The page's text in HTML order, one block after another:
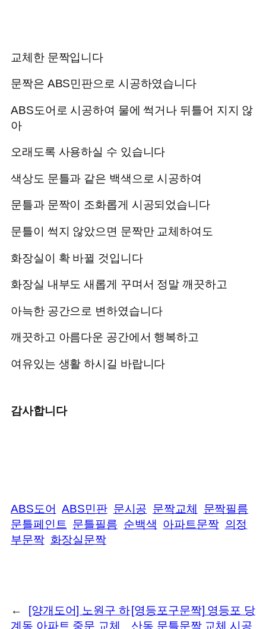
교체한 문짝입니다
문짝은 ABS민판으로 시공하였습니다
ABS도어로 시공하여 물에 썩거나 뒤틀어 지지 않
아
오래도록 사용하실 수 있습니다
색상도 문틀과 같은 백색으로 시공하여
문틀과 문짝이 조화롭게 시공되었습니다
문틀이 썩지 않았으면 문짝만 교체하여도
화장실이 확 바뀔 것입니다
화장실 내부도 새롭게 꾸며서 정말 깨끗하고
아늑한 공간으로 변하였습니다
깨끗하고 아름다운 공간에서 행복하고
여유있는 생활 하시길 바랍니다
감사합니다
ABS도어 ABS민판 문시공 문짝교체
문짝필름
문틀페인트
문틀필름 순백색 아파트문짝 의정
부문짝 화장실문짝
←
[양개도어] 노원구 하
계동 아파트 중문 교체
[영등포구문짝] 영등포 당
산동 문틀문짝 교체 시공